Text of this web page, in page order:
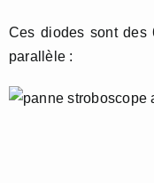
Ces diodes sont des
parallèle :